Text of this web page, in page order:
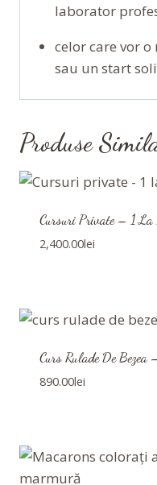
laborator
celor care vor
sau un start
Produse
Cursuri Private – 1 La
2,400.00lei
Curs Rulade De Bezea
890.00lei